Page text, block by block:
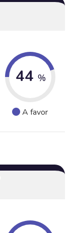
44 %
A favor